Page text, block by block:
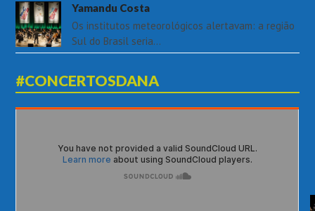
Yamandu Costa
Os institutos meteorológicos alertavam: a região
Sul do Brasil seria…
#CONCERTOSDANA